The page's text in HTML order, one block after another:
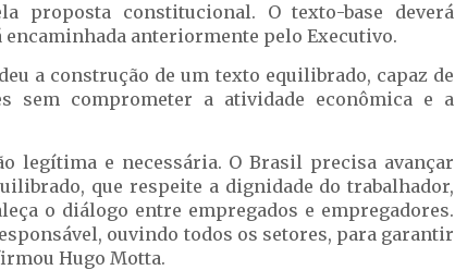
proposta constitucional. O texto-base deverá
anteriormente pelo Executivo.
a construção de um texto equilibrado, capaz de
sem comprometer a atividade econômica e a
legítima e necessária. O Brasil precisa avançar
que respeite a dignidade do trabalhador,
o diálogo entre empregados e empregadores.
ouvindo todos os setores, para garantir
Hugo Motta.